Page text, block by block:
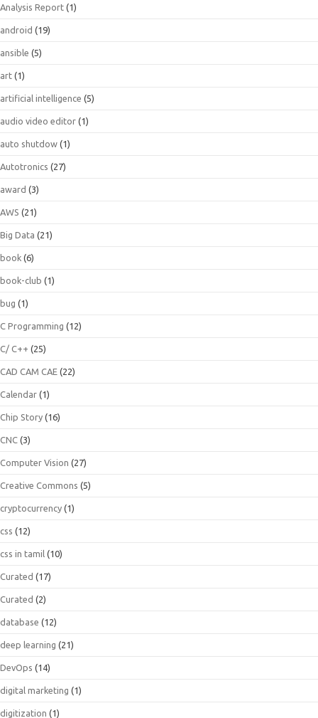
Analysis Report (1)
android (19)
ansible (5)
art (1)
artificial intelligence (5)
audio video editor (1)
auto shutdow (1)
Autotronics (27)
award (3)
AWS (21)
Big Data (21)
book (6)
book-club (1)
bug (1)
C Programming (12)
C/ C++ (25)
CAD CAM CAE (22)
Calendar (1)
Chip Story (16)
CNC (3)
Computer Vision (27)
Creative Commons (5)
cryptocurrency (1)
css (12)
css in tamil (10)
Curated (17)
Curated (2)
database (12)
deep learning (21)
DevOps (14)
digital marketing (1)
digitization (1)